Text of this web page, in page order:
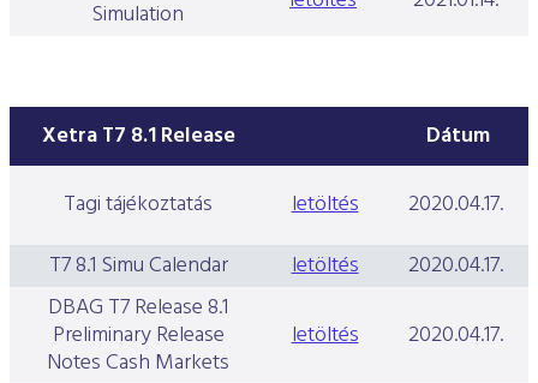
Simulation
Xetra T7 8.1 Release
Dátum
Tagi tájékoztatás
letöltés
2020.04.17.
T7 8.1 Simu Calendar
letöltés
2020.04.17.
DBAG T7 Release 8.1
Preliminary Release
Notes Cash Markets
letöltés
2020.04.17.